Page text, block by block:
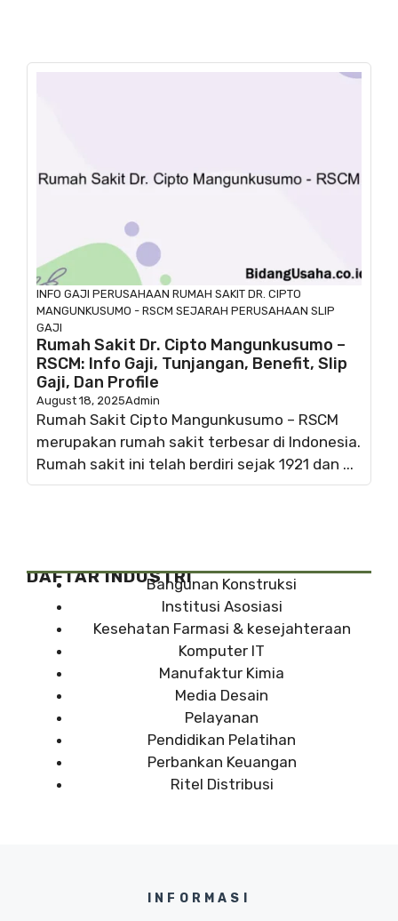
INFO GAJI PERUSAHAAN RUMAH SAKIT DR. CIPTO
MANGUNKUSUMO - RSCM SEJARAH PERUSAHAAN SLIP
GAJI
Rumah Sakit Dr. Cipto Mangunkusumo –
RSCM: Info Gaji, Tunjangan, Benefit, Slip
Gaji, Dan Profile
August 18, 2025Admin
Rumah Sakit Cipto Mangunkusumo – RSCM
merupakan rumah sakit terbesar di Indonesia.
Rumah sakit ini telah berdiri sejak 1921 dan ...
DAFTAR INDUSTRIBangunan Konstruksi
Institusi Asosiasi
Kesehatan Farmasi & kesejahteraan
Komputer IT
Manufaktur Kimia
Media Desain
Pelayanan
Pendidikan Pelatihan
Perbankan Keuangan
Ritel Distribusi
INFORMASI